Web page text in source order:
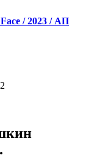
/ 2023 / АП